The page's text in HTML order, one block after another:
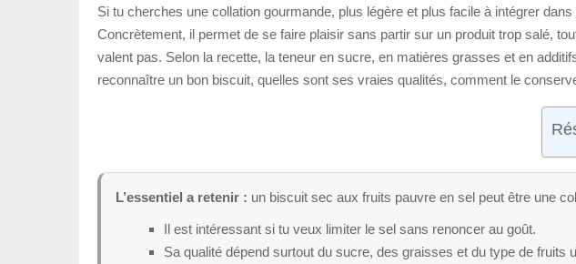
Si tu cherches une collation gourmande, plus légère et plus facile à intégrer
Concrètement, il permet de se faire plaisir sans partir sur un produit trop salé,
valent pas. Selon la recette, la teneur en sucre, en matières grasses et en
reconnaître un bon biscuit, quelles sont ses vraies qualités, comment le
L’essentiel a retenir : un biscuit sec aux fruits pauvre en sel peut être une
Il est intéressant si tu veux limiter le sel sans renoncer au goût.
Sa qualité dépend surtout du sucre, des graisses et du type de fruits